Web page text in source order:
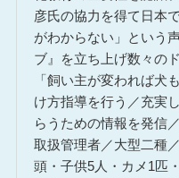
彦氏の協力を得て日本
がわからない」という
ブ』を立ち上げ数々の
「飼い主が変われば犬
け方指導を行う／充実
らうための情報を発信
取扱管理者／大型二種
頭・子供5人・カメ1匹